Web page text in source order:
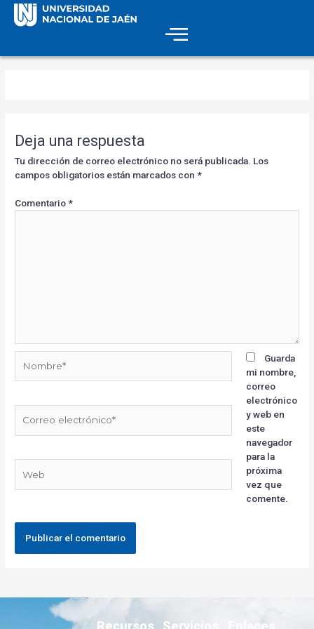
Deja una respuesta
Tu dirección de correo electrónico no será publicada. Los
campos obligatorios están marcados con*
Comentario*
Guarda
mi nombre,
correo
electrónico
y web en
este
navegador
para la
próxima
vez que
comente.
Recursos Servicios Enlaces